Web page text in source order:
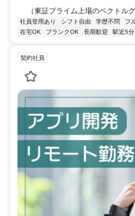
（東証プライム上場のベクトル
社員登用あり シフト自由 学歴不問 フ
在宅OK
ブランクOK 長期歓迎 駅近5分
契約社員